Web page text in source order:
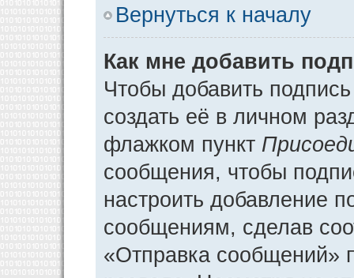
Вернуться к началу
Как мне добавить
Чтобы добавить
создать её в личном
флажком пункт
сообщения, чтобы
настроить добавление
сообщениям, сделав
«Отправка сообщений»